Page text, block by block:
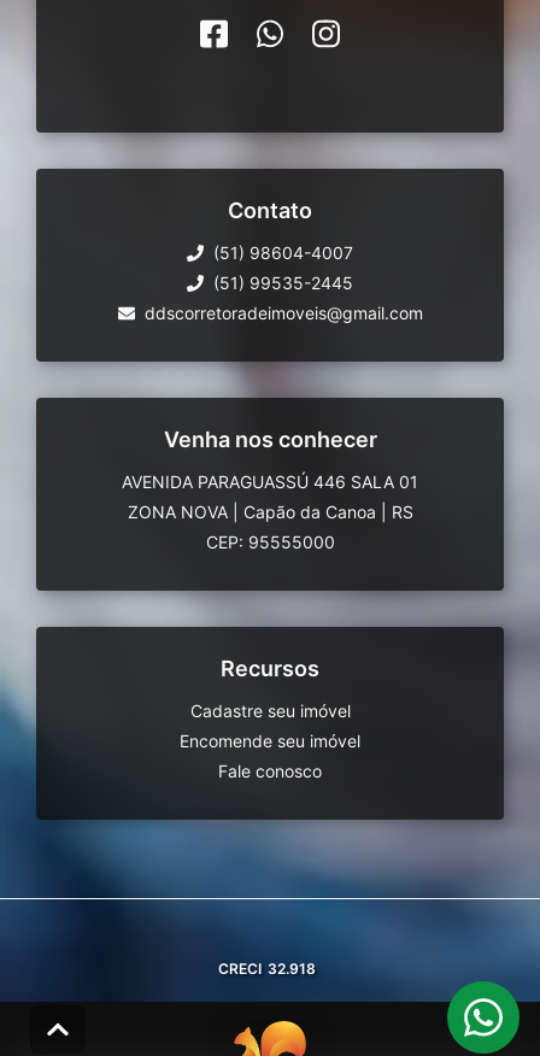
Contato
(51) 98604-4007
(51) 99535-2445
ddscorretoradeimoveis@gmail.com
Venha nos conhecer
AVENIDA PARAGUASSÚ 446 SALA 01
ZONA NOVA
Capão da Canoa
RS
CEP: 95555000
Recursos
Cadastre seu imóvel
Encomende seu imóvel
Fale conosco
CRECI 32.918